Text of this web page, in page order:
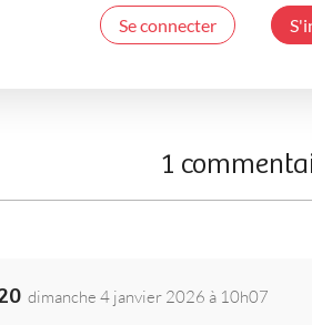
Se connecter
1
dimanche 4 janvier 2026 à 10h07